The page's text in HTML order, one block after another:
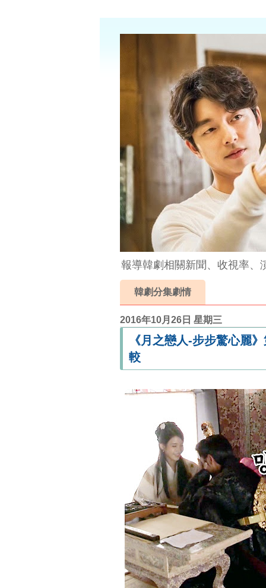
報導韓劇相關新聞、收視率、
韓劇分集劇情
2016年10月26日 星期三
《月之戀人-步步驚心麗
較